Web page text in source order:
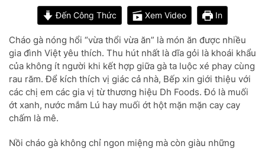
Đến Công Thức Xem Video In
Cháo gà nóng hổi “vừa thổi vừa ăn” là món ăn được nhiều
gia đình Việt yêu thích. Thu hút nhất là dĩa gỏi là khoái khẩu
của không ít người khi kết hợp giữa gà ta luộc xé phay cùng
rau răm. Để kích thích vị giác cả nhà, Bếp xin giới thiệu với
các chị em các gia vị từ thương hiệu Dh Foods. Đó là muối
ớt xanh, nước mắm Lú hay muối ớt hột mặn mặn cay cay
chấm là mê.
Nồi cháo gà không chỉ ngon miệng mà còn giàu những